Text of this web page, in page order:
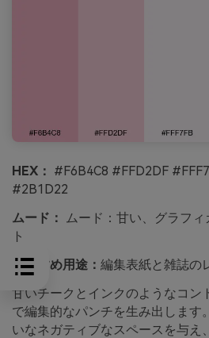
HEX： #F6B4C8 #FFD2DF
#2B1D22
ムード： ムード：甘い、グラフ
ト
おすすめ用途： 編集表紙と雑誌の
甘いチークとインクのようなコン
で編集的なパンチを生み出します
いなネガティブなスペースを与え